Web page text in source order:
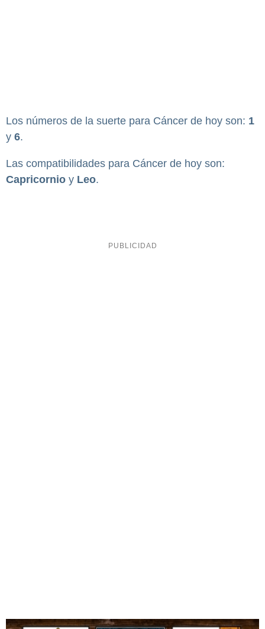
Los números de la suerte para Cáncer de hoy son: 1
y 6.
Las compatibilidades para Cáncer de hoy son:
Capricornio y Leo.